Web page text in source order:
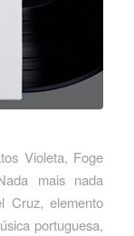
Violeta, Foge
mais nada
Cruz, elemento
portuguesa,